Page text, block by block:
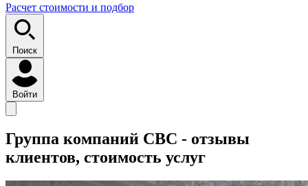
Расчет стоимости и подбор
Поиск
Войти
Группа компаний СBC - отзывы
клиентов, стоимость услуг